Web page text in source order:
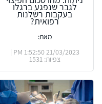
לגבר שנפגע ברגלו
בעקבות רשלנות
רפואית?
מאת:
21/03/2023 1:52:50 PM |
צפיות: 1531